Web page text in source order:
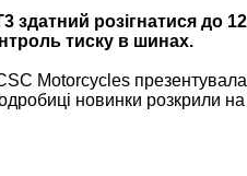
здатний розігнатися до
тиску в шинах.
Motorcycles
новинки розкрили